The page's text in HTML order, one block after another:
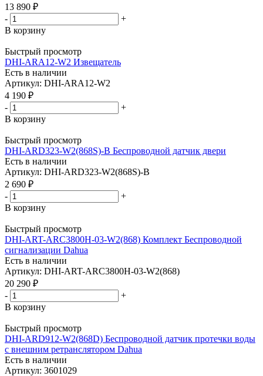
13 890 ₽
-
+
В корзину
Быстрый просмотр
DHI-ARA12-W2 Извещатель
Есть в наличии
Артикул: DHI-ARA12-W2
4 190 ₽
-
+
В корзину
Быстрый просмотр
DHI-ARD323-W2(868S)-B Беспроводной датчик двери
Есть в наличии
Артикул: DHI-ARD323-W2(868S)-B
2 690 ₽
-
+
В корзину
Быстрый просмотр
DHI-ART-ARC3800H-03-W2(868) Комплект Беспроводной
сигнализации Dahua
Есть в наличии
Артикул: DHI-ART-ARC3800H-03-W2(868)
20 290 ₽
-
+
В корзину
Быстрый просмотр
DHI-ARD912-W2(868D) Беспроводной датчик протечки воды
с внешним ретранслятором Dahua
Есть в наличии
Артикул: 3601029